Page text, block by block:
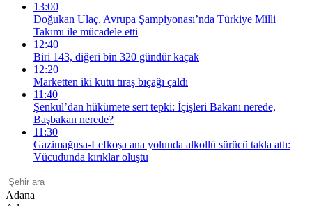
13:00
Doğukan Ulaç, Avrupa Şampiyonası’nda Türkiye Milli
Takımı ile mücadele etti
12:40
Biri 143, diğeri bin 320 gündür kaçak
12:20
Marketten iki kutu tıraş bıçağı çaldı
11:40
Şenkul’dan hükümete sert tepki: İçişleri Bakanı nerede,
Başbakan nerede?
11:30
Gazimağusa-Lefkoşa ana yolunda alkollü sürücü takla attı:
Vücudunda kırıklar oluştu
Adana